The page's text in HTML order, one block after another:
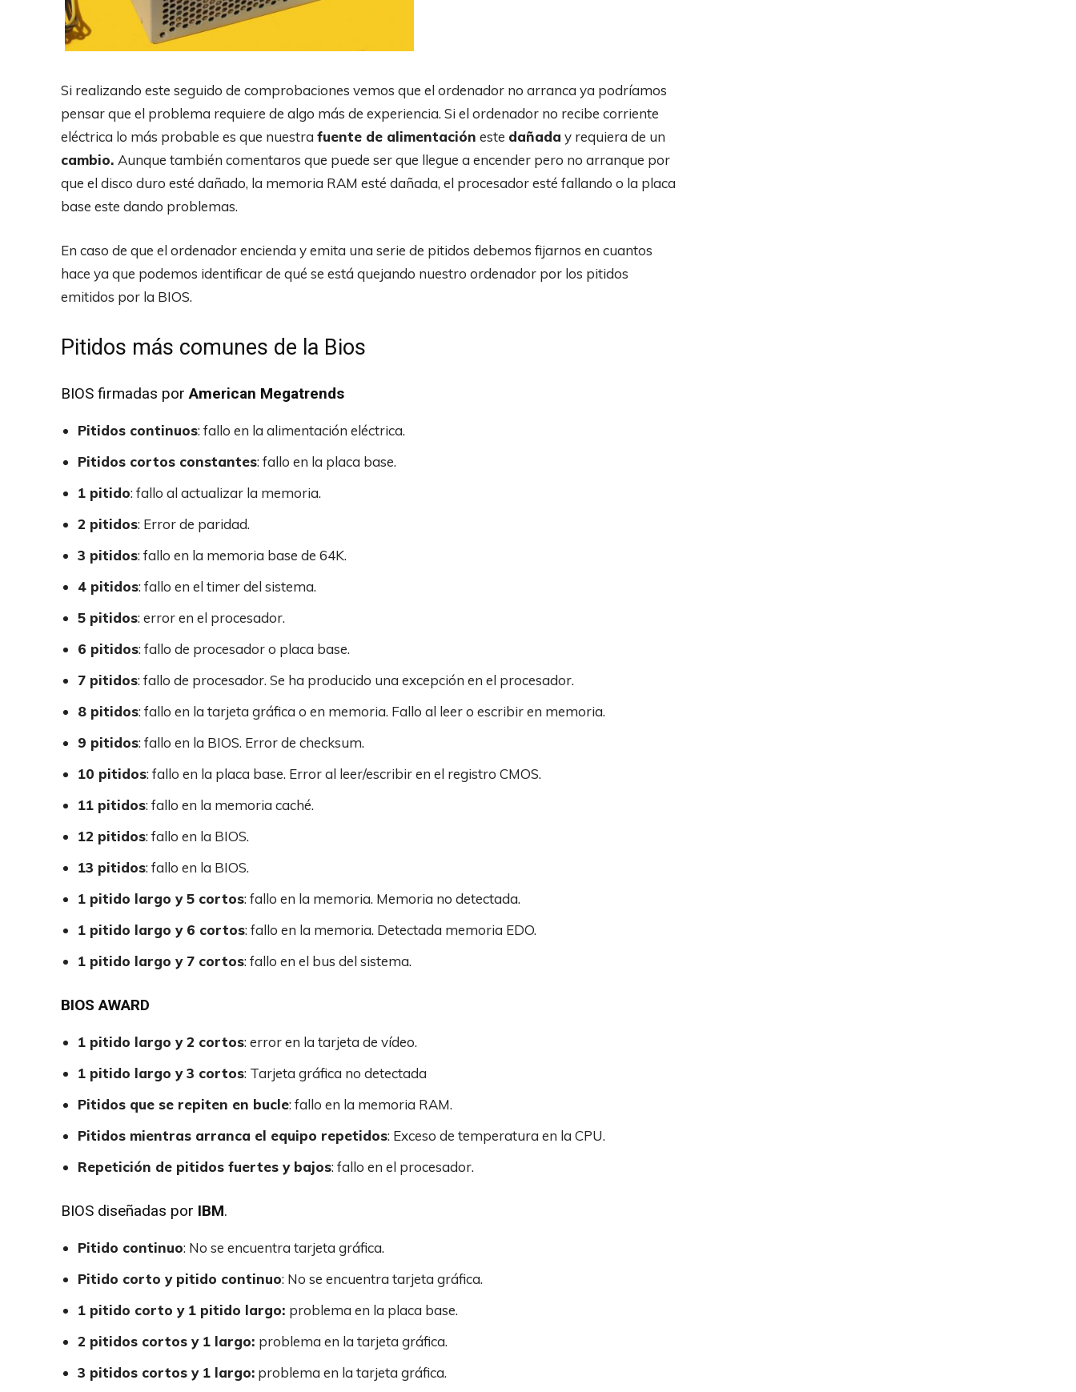
Si realizando este seguido de comprobaciones vemos que el ordenador no arranca ya podríamos
pensar que el problema requiere de algo más de experiencia. Si el ordenador no recibe corriente
eléctrica lo más probable es que nuestra fuente de alimentación este dañada y requiera de un
cambio. Aunque también comentaros que puede ser que llegue a encender pero no arranque por
que el disco duro esté dañado, la memoria RAM esté dañada, el procesador esté fallando o la placa
base este dando problemas.
En caso de que el ordenador encienda y emita una serie de pitidos debemos fijarnos en cuantos
hace ya que podemos identificar de qué se está quejando nuestro ordenador por los pitidos
emitidos por la BIOS.
Pitidos más comunes de la Bios
BIOS firmadas porAmerican Megatrends
Pitidos continuos: fallo en la alimentación eléctrica.
Pitidos cortos constantes: fallo en la placa base.
1 pitido: fallo al actualizar la memoria.
2 pitidos: Error de paridad.
3 pitidos: fallo en la memoria base de 64K.
4 pitidos: fallo en el timer del sistema.
5 pitidos: error en el procesador.
6 pitidos: fallo de procesador o placa base.
7 pitidos: fallo de procesador. Se ha producido una excepción en el procesador.
8 pitidos: fallo en la tarjeta gráfica o en memoria. Fallo al leer o escribir en memoria.
9 pitidos: fallo en la BIOS. Error de checksum.
10 pitidos: fallo en la placa base. Error al leer/escribir en el registro CMOS.
11 pitidos: fallo en la memoria caché.
12 pitidos: fallo en la BIOS.
13 pitidos: fallo en la BIOS.
1 pitido largo y 5 cortos: fallo en la memoria. Memoria no detectada.
1 pitido largo y 6 cortos: fallo en la memoria. Detectada memoria EDO.
1 pitido largo y 7 cortos: fallo en el bus del sistema.
BIOS AWARD
1 pitido largo y 2 cortos: error en la tarjeta de vídeo.
1 pitido largo y 3 cortos: Tarjeta gráfica no detectada
Pitidos que se repiten en bucle: fallo en la memoria RAM.
Pitidos mientras arranca el equipo repetidos: Exceso de temperatura en la CPU.
Repetición de pitidos fuertes y bajos: fallo en el procesador.
BIOS diseñadas por IBM.
Pitido continuo: No se encuentra tarjeta gráfica.
Pitido corto y pitido continuo: No se encuentra tarjeta gráfica.
1 pitido corto y 1 pitido largo: problema en la placa base.
2 pitidos cortos y 1 largo: problema en la tarjeta gráfica.
3 pitidos cortos y 1 largo: problema en la tarjeta gráfica.